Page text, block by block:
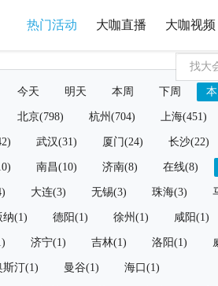
热门活动 大咖直播 大咖视频
今天 明天 本周 下周
北京(798) 杭州(704) 上海(451)
武汉(31) 厦门(24) 长沙(22)
南昌(10) 济南(8) 在线(8)
大连(3) 无锡(3) 珠海(3)
纳(1) 德阳(1) 徐州(1) 咸阳(1)
济宁(1) 吉林(1) 洛阳(1)
斯汀(1) 曼谷(1) 海口(1)